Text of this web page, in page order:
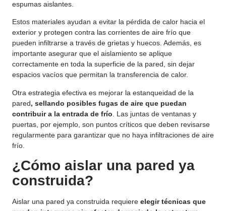
espumas aislantes.
Estos materiales ayudan a evitar la pérdida de calor hacia el
exterior y protegen contra las corrientes de aire frío que
pueden infiltrarse a través de grietas y huecos. Además, es
importante asegurar que el aislamiento se aplique
correctamente en toda la superficie de la pared, sin dejar
espacios vacíos que permitan la transferencia de calor.
Otra estrategia efectiva es mejorar la estanqueidad de la
pared, sellando posibles fugas de aire que puedan
contribuir a la entrada de frío . Las juntas de ventanas y
puertas, por ejemplo, son puntos críticos que deben revisarse
regularmente para garantizar que no haya infiltraciones de aire
frío.
¿Cómo aislar una pared ya
construida?
Aislar una pared ya construida requiere elegir técnicas que